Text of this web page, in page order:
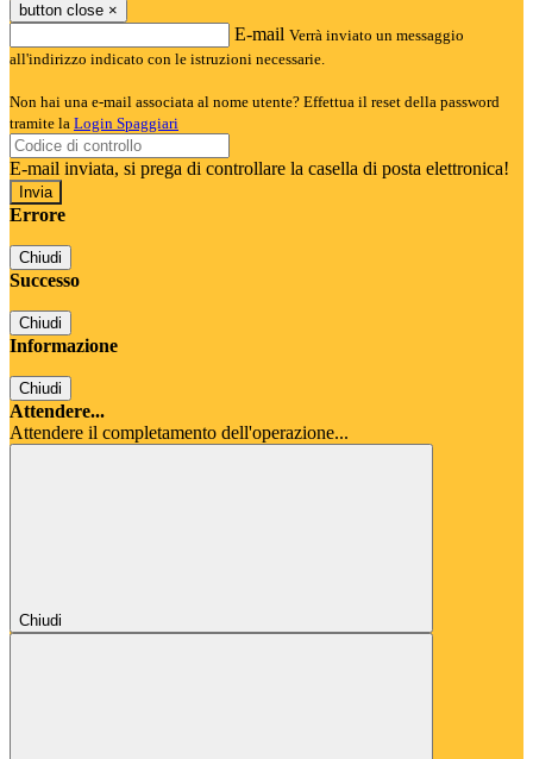
button close ×
E-mail Verrà inviato un messaggio
all'indirizzo indicato con le istruzioni necessarie.
Non hai una e-mail associata al nome utente? Effettua il reset della password
tramite la Login Spaggiari
E-mail inviata, si prega di controllare la casella di posta elettronica!
Errore
Chiudi
Successo
Chiudi
Informazione
Chiudi
Attendere...
Attendere il completamento dell'operazione...
Chiudi